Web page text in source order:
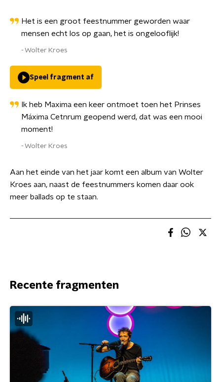
Het is een groot feestnummer geworden waar
mensen echt los op gaan, het is ongelooflijk!
Wolter Kroes
Speel fragment af
Ik heb Maxima een keer ontmoet toen het Prinses
Máxima Cetnrum geopend werd, dat was een mooi
moment!
Wolter Kroes
Aan het einde van het jaar komt een album van Wolter
Kroes aan, naast de feestnummers komen daar ook
meer ballads op te staan.
Recente fragmenten